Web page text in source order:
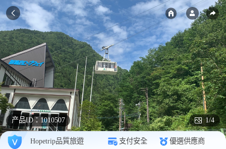
产品ID：1010507 1/4
Hopetrip品質旅遊 支付安全 優選供應商